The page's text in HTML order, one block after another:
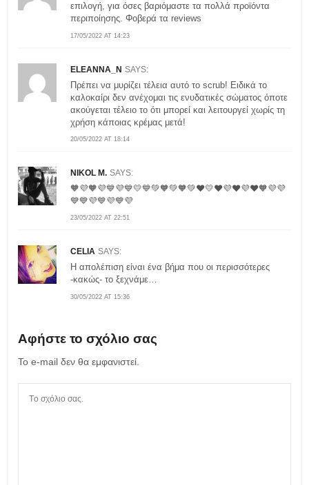
17/05/2022 AT 14:23
επιλογή, για όσες βαριόμαστε τα πολλά προϊόντα
περιποίησης. Φοβερά τα reviews
ELEANNA_N SAYS:
20/05/2022 AT 18:14
Πρέπει να μυρίζει τέλεια αυτό το scrub! Ειδικά το
καλοκαίρι δεν ανέχομαι τις ενυδατικές σώματος όποτε
ακούγεται τέλειο το ότι μπορεί και λειτουργεί χωρίς τη
χρήση κάποιας κρέμας μετά!
NIKOL M. SAYS:
23/05/2022 AT 22:51
🧡💜🧡💜💙💜💙💛💙💚🧡💚🧡💚❤️💛❤️💜❤️💜❤️🧡💜💜
💙💙💜💙💜💙💜
CELIA SAYS:
30/05/2022 AT 15:36
Η απολέπιση είναι ένα βήμα που οι περισσότερες
-κακώς- το ξεχνάμε…
Αφήστε το σχόλιο σας
Το e-mail δεν θα εμφανιστεί.